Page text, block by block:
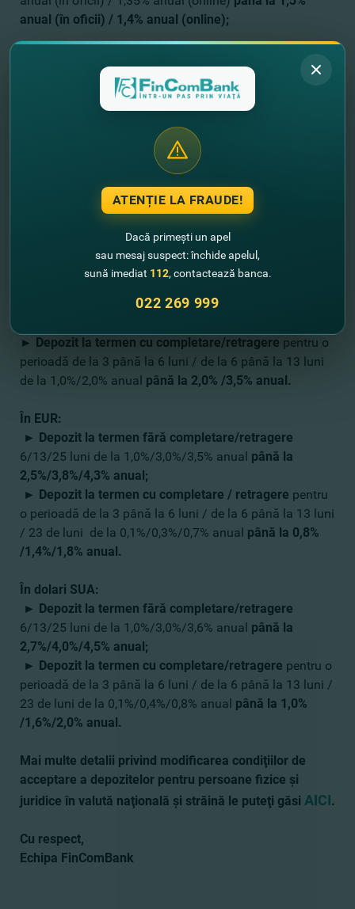
anual (în oficii) / 1,4% anual (online);
pentru 13/25 luni:
• USD – 4,35%/4,50% anual (în oficii) / 4,50%/4,65%
• EUR – 4,15%/4,30% anual (în oficii) / 4,30%/4,45%
Din 2 iulie 2023 se vor modifica ratele dobânzilor la
depozitele pentru persoanelor juridice:
În valută naţională MDL:
6/13/25 luni de la 5,5%/7,5%/9,0% anual
► Depozit la termen cu completare/retragere pentru o
perioadă de la 3 până la 6 luni / de la 6 până la 13 luni
de la 1,0%/2,0% anual până la 2,0% /3,5% anual.
În EUR:
► Depozit la termen fără completare/retragere
6/13/25 luni de la 1,0%/3,0%/3,5% anual până la
2,5%/3,8%/4,3% anual;
► Depozit la termen cu completare / retragere pentru
o perioadă de la 3 până la 6 luni / de la 6 până la 13 luni
/ 23 de luni de la 0,1%/0,3%/0,7% anual până la 0,8%
/1,4%/1,8% anual.
În dolari SUA:
► Depozit la termen fără completare/retragere
6/13/25 luni de la 1,0%/3,0%/3,6% anual până la
2,7%/4,0%/4,5% anual;
► Depozit la termen cu completare/retragere pentru o
perioadă de la 3 până la 6 luni / de la 6 până la 13 luni /
23 de luni de la 0,1%/0,4%/0,8% anual până la 1,0%
/1,6%/2,0% anual.
Mai multe detalii privind modificarea condiţiilor de
acceptare a depozitelor pentru persoane fizice şi
juridice în valută naţională şi străină le puteţi găsi AICI.
Cu respect,
Echipa FinComBank
ATENȚIE LA FRAUDE!
Dacă primești un apel
sau mesaj suspect: închide apelul,
sună imediat 112, contactează banca.
022 269 999